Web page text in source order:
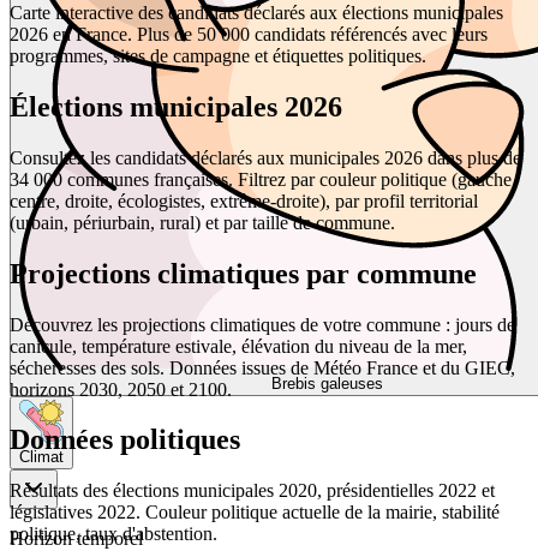
Brebis galeuses
Climat
Horizon temporel
Carte interactive des candidats déclarés aux élections municipales
2026 en France. Plus de 50 000 candidats référencés avec leurs
programmes, sites de campagne et étiquettes politiques.
Élections municipales 2026
Consultez les candidats déclarés aux municipales 2026 dans plus de
34 000 communes françaises. Filtrez par couleur politique (gauche,
centre, droite, écologistes, extrême-droite), par profil territorial
(urbain, périurbain, rural) et par taille de commune.
Projections climatiques par commune
Découvrez les projections climatiques de votre commune : jours de
canicule, température estivale, élévation du niveau de la mer,
sécheresses des sols. Données issues de Météo France et du GIEC,
horizons 2030, 2050 et 2100.
Données politiques
Résultats des élections municipales 2020, présidentielles 2022 et
législatives 2022. Couleur politique actuelle de la mairie, stabilité
politique, taux d'abstention.